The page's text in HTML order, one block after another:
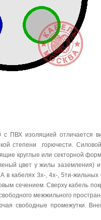
с ПВХ изоляцией отличается
степени горючести.
круглые или секторной
цвет у жилы заземления)
в кабелях 3х-, 4х-, 5ти-
сечением. Сверху кабель
межжильного
свободные промежутки.